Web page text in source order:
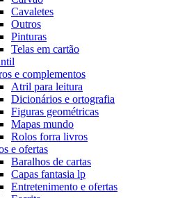
Cavaletes
Outros
Pinturas
Telas em cartão
e complementos
Atril para leitura
Dicionários e ortografia
Figuras geométricas
Mapas mundo
Rolos forra livros
e ofertas
Baralhos de cartas
Capas fantasia lp
Entretenimento e ofertas